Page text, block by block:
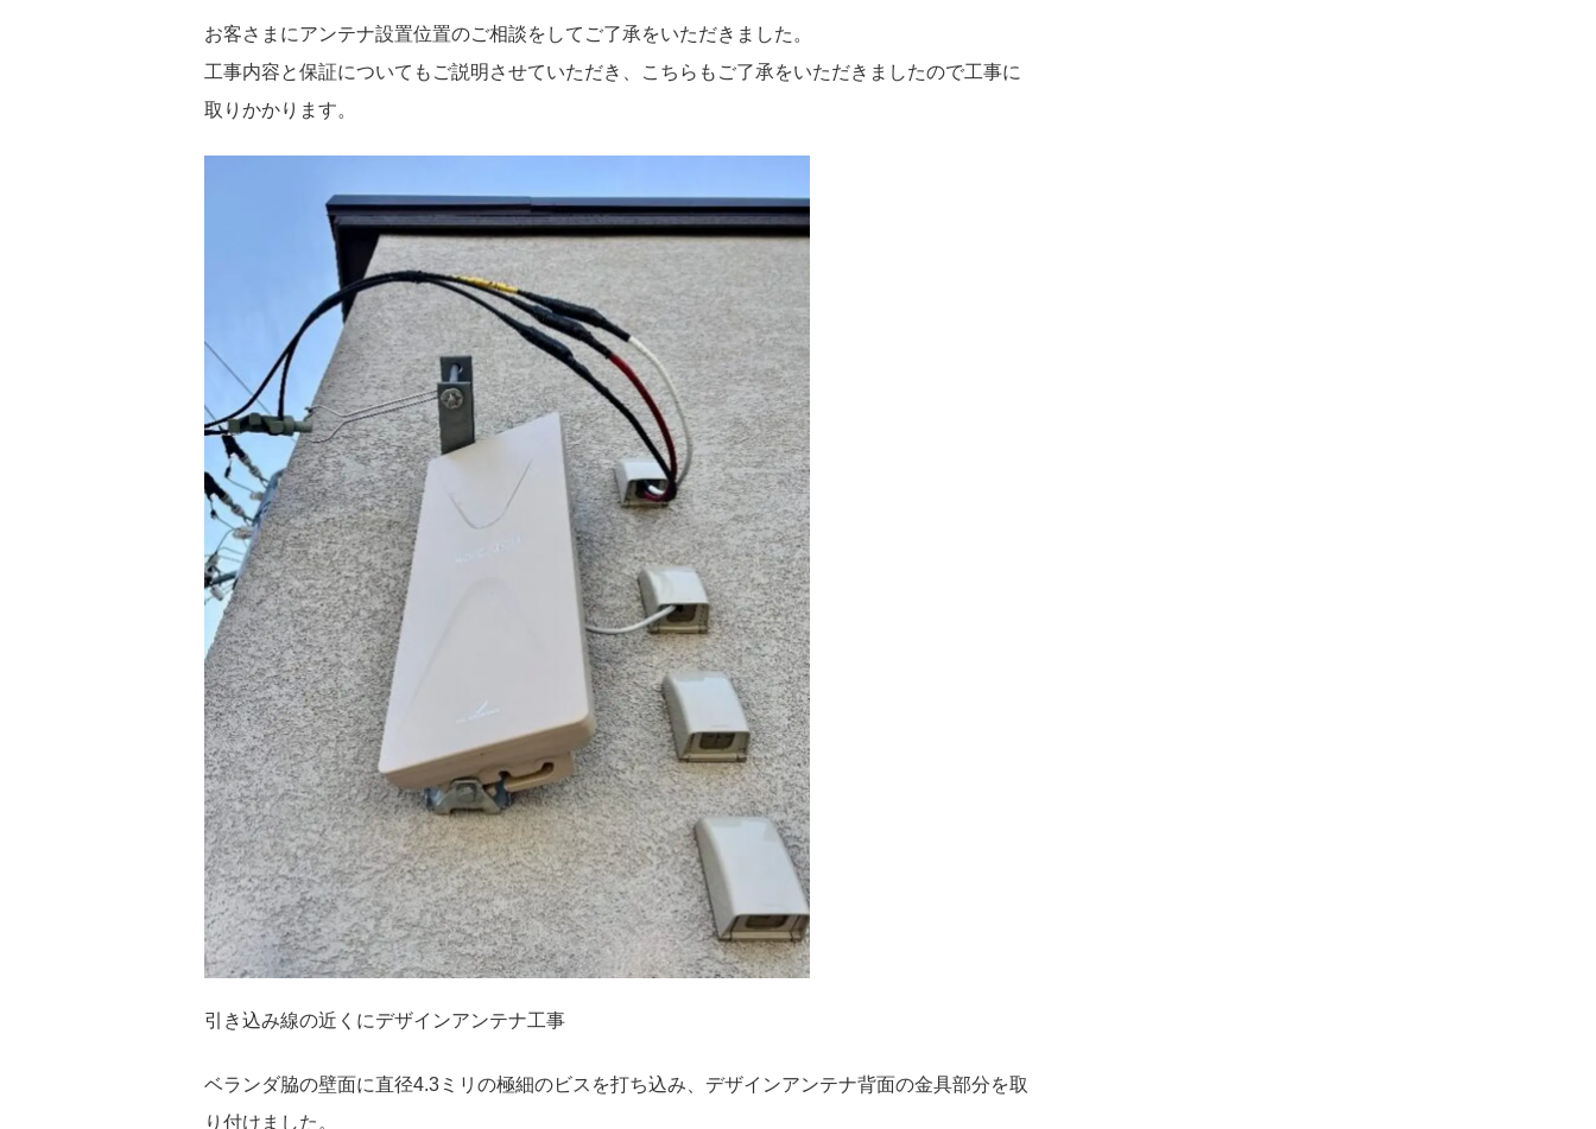
お客さまにアンテナ設置位置のご相談をしてご了承をいただきました。
工事内容と保証についてもご説明させていただき、こちらもご了承をいただきましたので工事に
取りかかります。
引き込み線の近くにデザインアンテナ工事
ベランダ脇の壁面に直径4.3ミリの極細のビスを打ち込み、デザインアンテナ背面の金具部分を取
り付けました。